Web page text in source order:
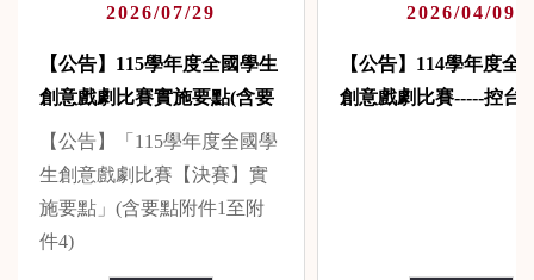
2026/07/29
【公告】115學年度全國學生
創意戲劇比賽實施要點(含要
點附件1至...
【公告】「115學年度全國學
生創意戲劇比賽【決賽】實
施要點」(含要點附件1至附
件4)
2026/04/09
【公告】114學年度全
創意戲劇比賽-----控台